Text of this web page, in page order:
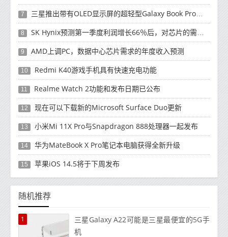
7 三星推出带有OLED显示屏的超轻型Galaxy Book Pro和Galaxy Book Pro 360笔记本电脑
8 SK Hynix预测第一季度利润增长66％后，对芯片的需求将增强
9 AMD上调PC，数据中心芯片需求的年度收入预测
10 Redmi K40游戏手机具有快速充电功能
11 Realme Watch 2功能和发布日期已公布
12 现在可以下载新的Microsoft Surface Duo更新
13 小米Mi 11X Pro与Snapdragon 888处理器一起发布
14 华为MateBook X Pro笔记本电脑获得全新升级
15 苹果iOS 14.5将于下周发布
随机推荐
1
三星Galaxy A22可能是三星最便宜的5G手
机